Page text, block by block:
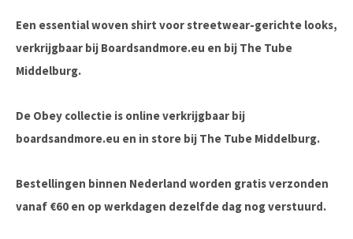
Een essential woven shirt voor streetwear-gerichte looks,
verkrijgbaar bij Boardsandmore.eu en bij The Tube
Middelburg.
De Obey collectie is online verkrijgbaar bij
boardsandmore.eu en in store bij The Tube Middelburg.
Bestellingen binnen Nederland worden gratis verzonden
vanaf €60 en op werkdagen dezelfde dag nog verstuurd.